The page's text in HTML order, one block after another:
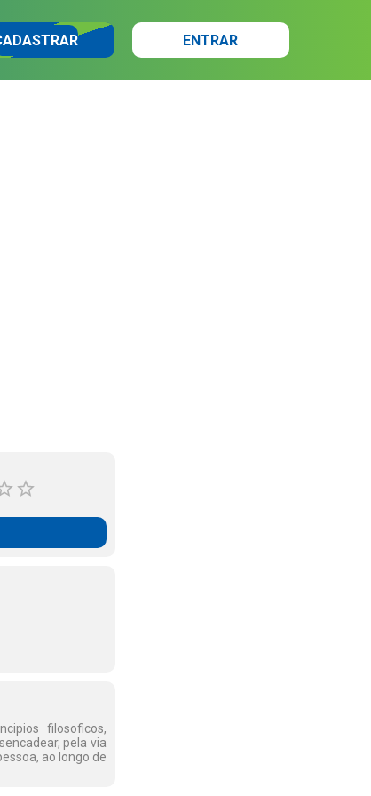
ENTRAR
filosoficos,
pela via
ao longo de